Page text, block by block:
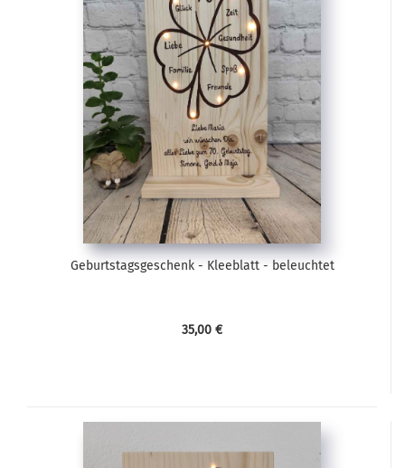
Geburtstagsgeschenk - Kleeblatt - beleuchtet
35,00 €